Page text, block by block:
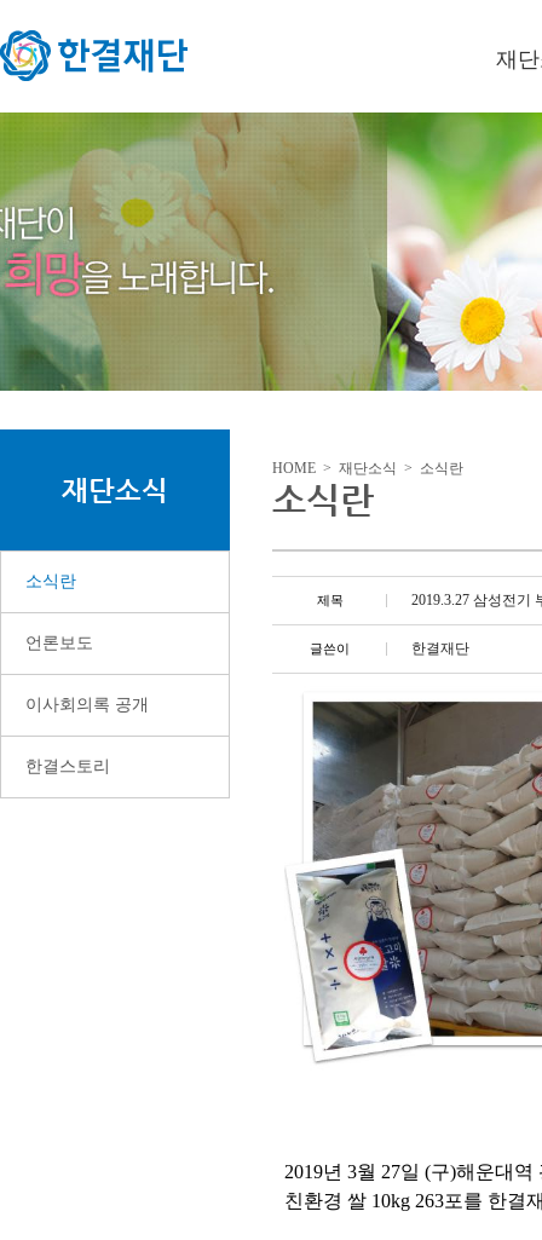
재
이사
미션/
연혁
재단소식
소식란
언론보도
이사회의록 공개
한결스토리
HOME > 재단소식 > 소식란
소식란
제목 2019.3.27 삼성전기
글쓴이 한결재단
2019년 3월 27일 (구)해운대
친환경 쌀 10kg 263포를 한결